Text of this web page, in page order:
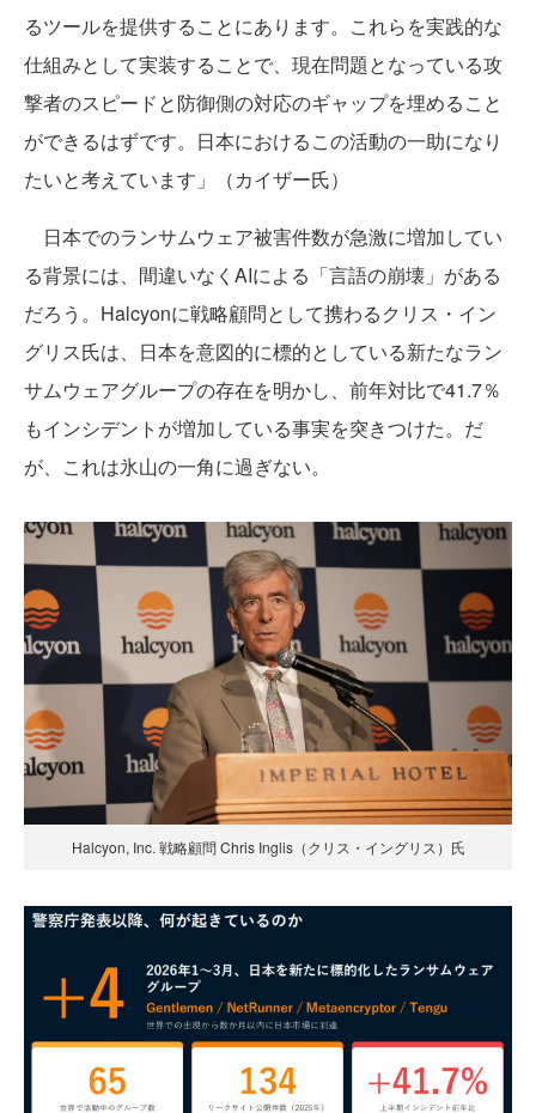
るツールを提供することにあります。これらを実践的な
仕組みとして実装することで、現在問題となっている攻
撃者のスピードと防御側の対応のギャップを埋めること
ができるはずです。日本におけるこの活動の一助になり
たいと考えています」（カイザー氏）
日本でのランサムウェア被害件数が急激に増加してい
る背景には、間違いなくAIによる「言語の崩壊」がある
だろう。Halcyonに戦略顧問として携わるクリス・イン
グリス氏は、日本を意図的に標的としている新たなラン
サムウェアグループの存在を明かし、前年対比で41.7％
もインシデントが増加している事実を突きつけた。だ
が、これは氷山の一角に過ぎない。
Halcyon, Inc. 戦略顧問 Chris Inglis（クリス・イングリス）氏